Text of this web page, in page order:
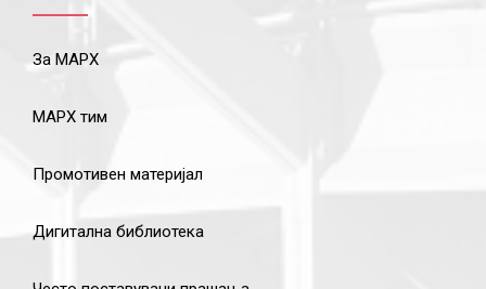
За МАРХ
МАРХ тим
Промотивен материјал
Дигитална библиотека